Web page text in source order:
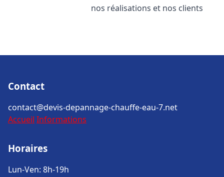
nos réalisations et nos clients
Contact
contact@devis-depannage-chauffe-eau-7.net
Accueil Informations
Horaires
Lun-Ven: 8h-19h